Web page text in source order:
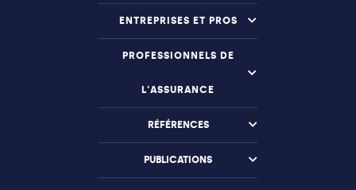
ENTREPRISES ET PROS
PROFESSIONNELS DE
L'ASSURANCE
RÉFÉRENCES
PUBLICATIONS